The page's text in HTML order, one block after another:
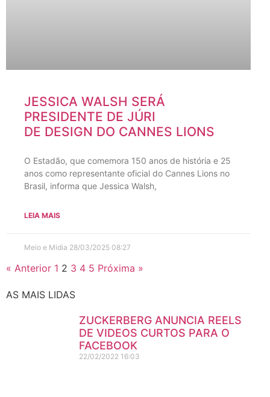
JESSICA WALSH SERÁ
PRESIDENTE DE JÚRI
DE DESIGN DO CANNES LIONS
O Estadão, que comemora 150 anos de história e 25
anos como representante oficial do Cannes Lions no
Brasil, informa que Jessica Walsh,
LEIA MAIS
Meio e Midia 28/03/2025 08:27
« Anterior 1 2 3 4 5 Próxima »
AS MAIS LIDAS
ZUCKERBERG ANUNCIA REELS
DE VIDEOS CURTOS PARA O
FACEBOOK
22/02/2022 16:03